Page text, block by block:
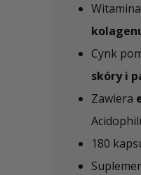
Cynk
skóry i
Zawiera
180